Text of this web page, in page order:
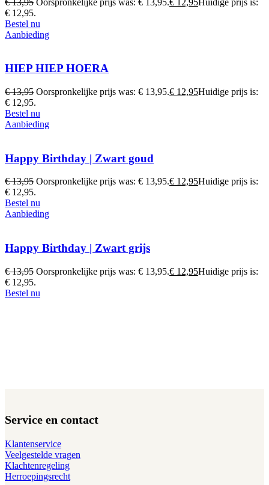
€ 12,95.
Bestel nu
Aanbieding
HIEP HIEP HOERA
€13,95 Oorspronkelijke prijs was: € 13,95.€ 12,95Huidige prijs is:
€ 12,95.
Bestel nu
Aanbieding
Happy Birthday | Zwart goud
€13,95 Oorspronkelijke prijs was: € 13,95.€ 12,95Huidige prijs is:
€ 12,95.
Bestel nu
Aanbieding
Happy Birthday | Zwart grijs
€13,95 Oorspronkelijke prijs was: € 13,95.€ 12,95Huidige prijs is:
€ 12,95.
Bestel nu
Service en contact
Klantenservice
Veelgestelde vragen
Klachtenregeling
Herroepingsrecht